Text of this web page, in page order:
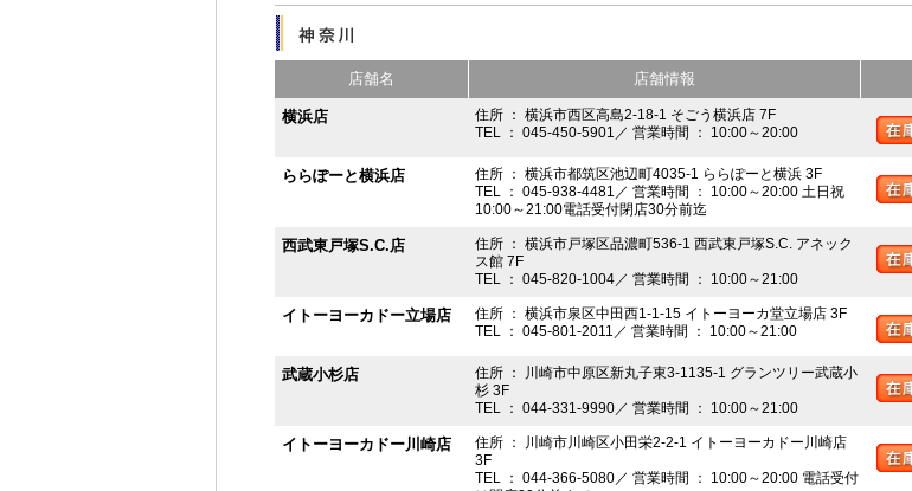
店舗名 店舗情報
横浜店
住所 ： 横浜市西区高島2-18-1 そごう横浜店 7F
TEL ： 045-450-5901／ 営業時間 ： 10:00～20:00
ららぽーと横浜店
住所 ： 横浜市都筑区池辺町4035-1 ららぽーと横浜 3F
TEL ： 045-938-4481／ 営業時間 ： 10:00～20:00 土日祝
10:00～21:00電話受付閉店30分前迄
西武東戸塚S.C.店
住所 ： 横浜市戸塚区品濃町536-1 西武東戸塚S.C. アネック
ス館 7F
TEL ： 045-820-1004／ 営業時間 ： 10:00～21:00
イトーヨーカドー立場店
住所 ： 横浜市泉区中田西1-1-15 イトーヨーカ堂立場店 3F
TEL ： 045-801-2011／ 営業時間 ： 10:00～21:00
武蔵小杉店
住所 ： 川崎市中原区新丸子東3-1135-1 グランツリー武蔵小
杉 3F
TEL ： 044-331-9990／ 営業時間 ： 10:00～21:00
イトーヨーカドー川崎店
住所 ： 川崎市川崎区小田栄2-2-1 イトーヨーカドー川崎店
3F
TEL ： 044-366-5080／ 営業時間 ： 10:00～20:00 電話受付